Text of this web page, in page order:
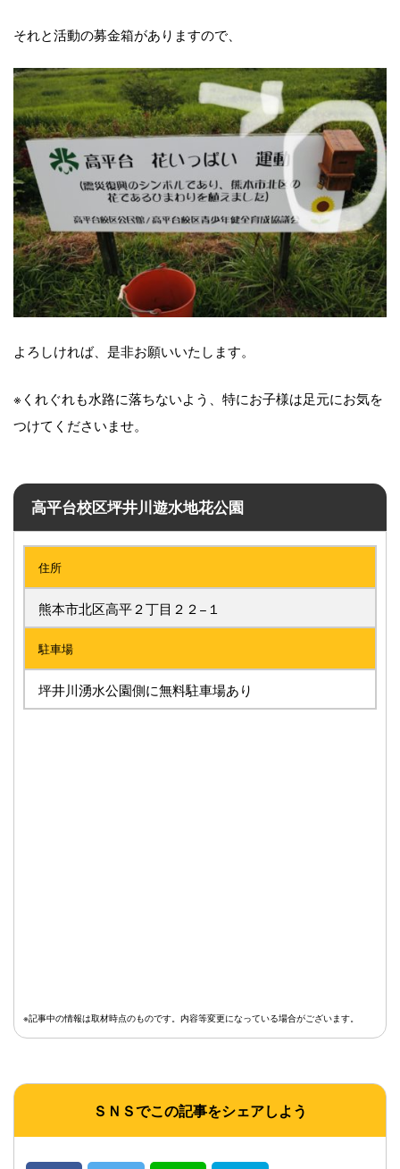
それと活動の募金箱がありますので、
よろしければ、是非お願いいたします。
※くれぐれも水路に落ちないよう、特にお子様は足元にお気を
つけてくださいませ。
高平台校区坪井川遊水地花公園
住所
熊本市北区高平２丁目２２−１
駐車場
坪井川湧水公園側に無料駐車場あり
※記事中の情報は取材時点のものです。内容等変更になっている場合がございます。
ＳＮＳでこの記事をシェアしよう